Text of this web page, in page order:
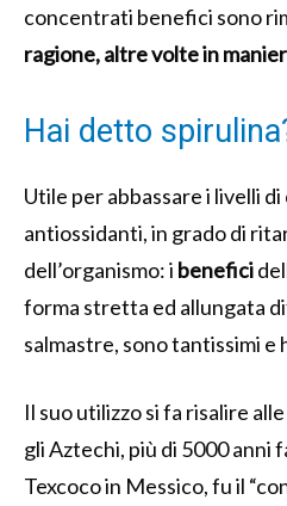
concentrati benefici sono
ragione, altre volte in
Hai detto
Utile per abbassare i livelli
antiossidanti, in grado di
dell’organismo: i benefici
forma stretta ed allungata
salmastre, sono tantissimi e
Il suo utilizzo si fa risalire
gli Aztechi, più di 5000 anni
Texcoco in Messico, fu il